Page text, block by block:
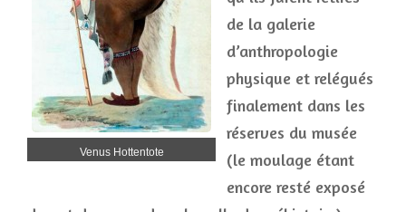
Venus Hottentote
de la galerie
d’anthropologie
physique et relégués
finalement dans les
réserves du musée
(le moulage étant
encore resté exposé